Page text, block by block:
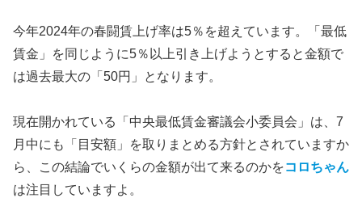
今年2024年の春闘賃上げ率は5％を超えています。「最低
賃金」を同じように5％以上引き上げようとすると金額で
は過去最大の「50円」となります。
現在開かれている「中央最低賃金審議会小委員会」は、7
月中にも「目安額」を取りまとめる方針とされていますか
ら、この結論でいくらの金額が出て来るのかをコロちゃん
は注目していますよ。